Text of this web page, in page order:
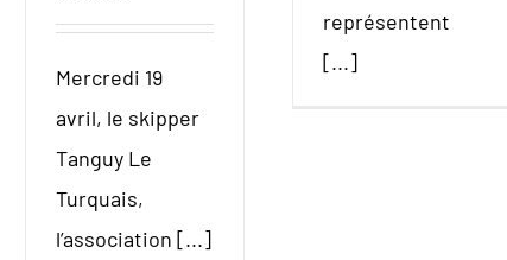
représentent
[...]
Mercredi 19
avril, le skipper
Tanguy Le
Turquais,
l’association [...]